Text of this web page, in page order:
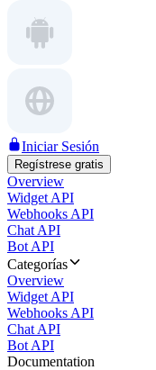
Iniciar Sesión
Regístrese gratis
Overview
Widget API
Webhooks API
Chat API
Bot API
Categorías
Overview
Widget API
Webhooks API
Chat API
Bot API
Documentation